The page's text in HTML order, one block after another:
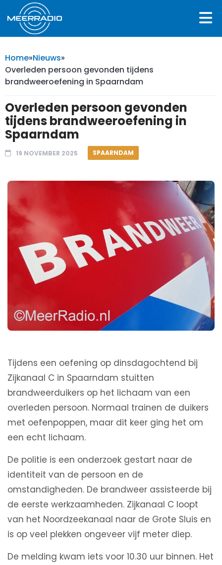
Home»Nieuws»
Overleden persoon gevonden tijdens
brandweeroefening in Spaarndam
Overleden persoon gevonden
tijdens brandweeroefening in
Spaarndam
19 NOVEMBER 2025 SPAARNDAM
Tijdens een oefening op dinsdagochtend bij
Zijkanaal C in Spaarndam stuitten
brandweerduikers op het lichaam van een
overleden persoon. Normaal trainen de duikers
met oefenpoppen, maar dit keer ging het om
een echt lichaam.
De politie is een onderzoek gestart naar de
identiteit van de persoon en de
omstandigheden. De brandweer assisteerde bij
de eerste werkzaamheden. Zijkanaal C loopt
van het Noordzeekanaal naar de Grote Sluis en
is op veel plekken ongeveer vijf meter diep.
De melding kwam iets voor 10.30 uur binnen. Het